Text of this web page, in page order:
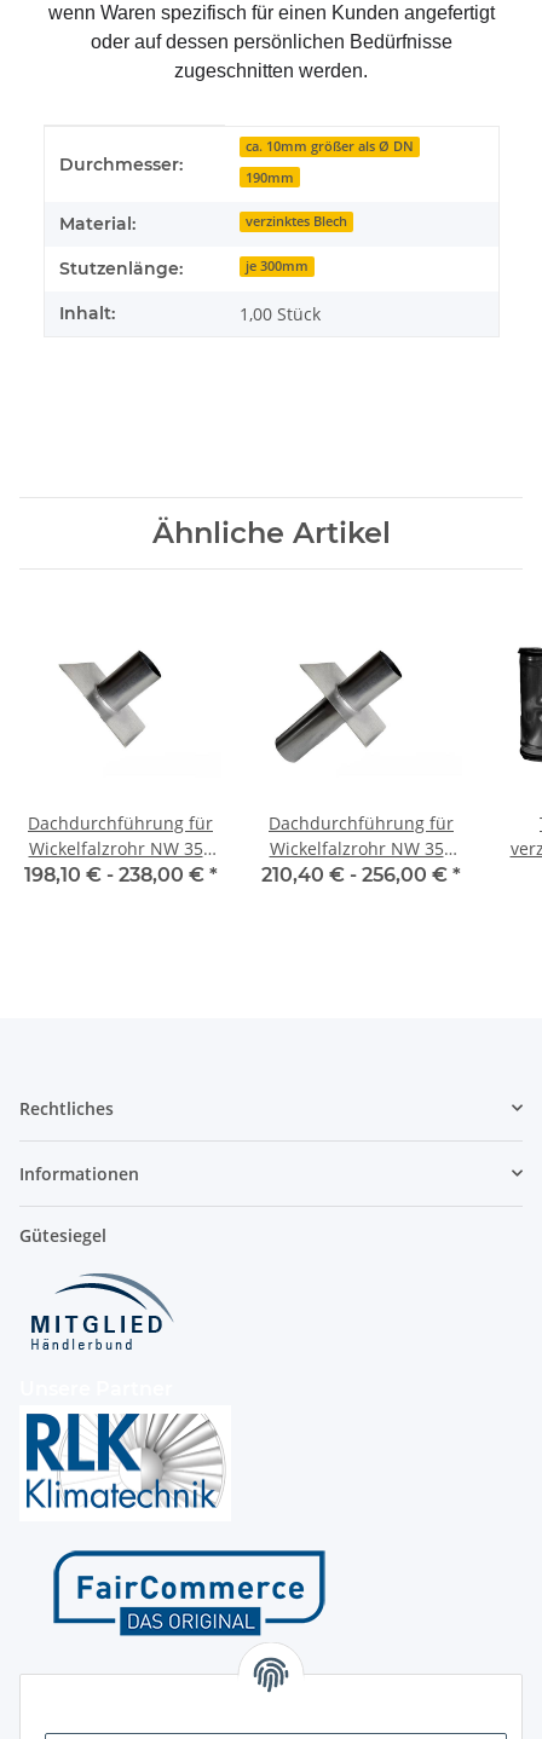
wenn Waren spezifisch für einen Kunden angefertigt
oder auf dessen persönlichen Bedürfnisse
zugeschnitten werden.
Durchmesser:
ca. 10mm größer als Ø DN
190mm
Material: verzinktes Blech
Stutzenlänge: je 300mm
Inhalt: 1,00 Stück
Ähnliche Artikel
Dachdurchführung für
Wickelfalzrohr NW 355
mm 0°-45° einseitig
198,10 € - 238,00 € *
Dachdurchführung für
Wickelfalzrohr NW 355
mm 0° - 45° zweiseitig
210,40 € - 256,00 € *
Rechtliches
Informationen
Gütesiegel
Höffgeshofweg 14